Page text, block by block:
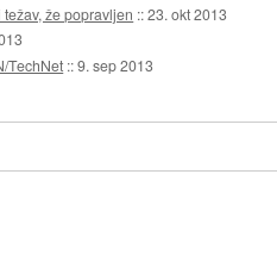
že popravljen ::23. okt 2013
TechNet ::9. sep 2013